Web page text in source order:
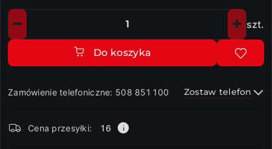
Ilość szt.
Do koszyka
Zamówienie telefoniczne: 508 851 100 Zostaw telefon
i
Cena przesyłki: 16